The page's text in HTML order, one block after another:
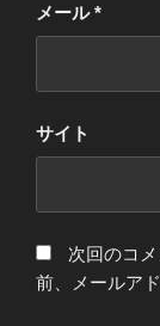
メール*
サイト
次回のコ
前、メールア